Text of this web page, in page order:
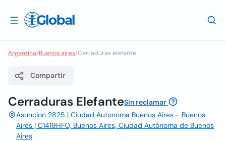
Argentina/Buenos aires/Cerraduras elefante
Compartir
Cerraduras ElefanteSin reclamar
Asuncion 2825 | Ciudad Autonoma Buenos Aires - Buenos
Aires | C1419HFO, Buenos Aires, Ciudad Autónoma de Buenos
Aires